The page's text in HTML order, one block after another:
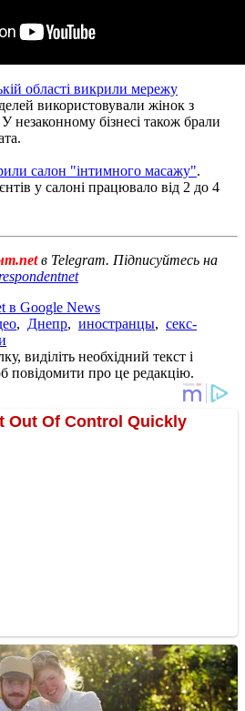
області викрили мережу
використовували жінок з
незаконному бізнесі також брали
салон "інтимного масажу".
у салоні працювало від 2 до 4
в Telegram. Підписуйтесь на
в Google News
, Днепр, иностранцы, секс-
виділіть необхідний текст і
повідомити про це редакцію.